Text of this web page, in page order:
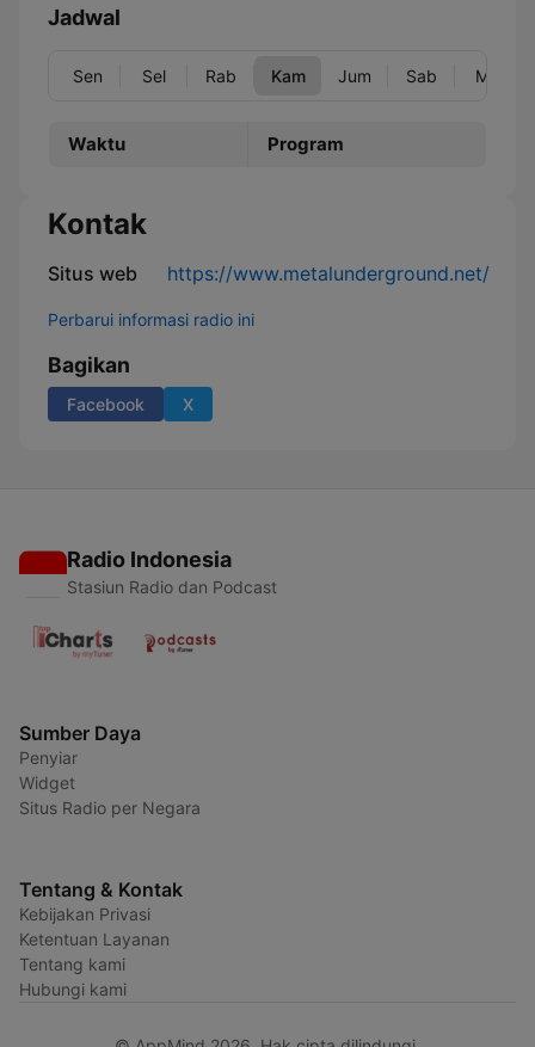
Jadwal
Sen Sel Rab Kam Jum Sab Min
Waktu Program
Kontak
Situs web https://www.metalunderground.net/
Perbarui informasi radio ini
Bagikan
Facebook X
Radio Indonesia
Stasiun Radio dan Podcast
Sumber Daya
Penyiar
Widget
Situs Radio per Negara
Tentang & Kontak
Kebijakan Privasi
Ketentuan Layanan
Tentang kami
Hubungi kami